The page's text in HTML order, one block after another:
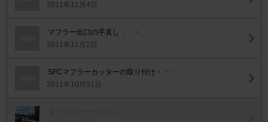
2011年11月4日
マフラー出口の手直し・・・
2011年11月2日
SFCマフラーカッターの取り付け・・・
2011年10月31日